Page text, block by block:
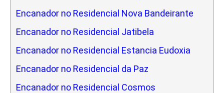
Encanador no Residencial Nova Bandeirante
Encanador no Residencial Jatibela
Encanador no Residencial Estancia Eudoxia
Encanador no Residencial da Paz
Encanador no Residencial Cosmos